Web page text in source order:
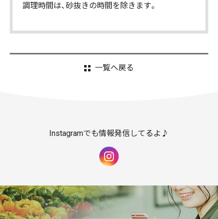
調理時間は、砂抜きの時間を除きます。
一覧へ戻る
Instagramでも情報発信してるよ♪